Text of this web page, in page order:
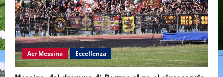
Acr Messina Eccellenza